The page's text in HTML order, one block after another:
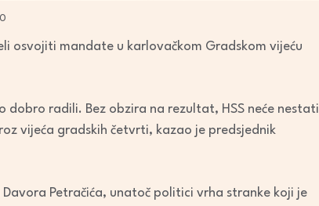
0
osvojiti mandate u karlovačkom Gradskom vijeću
dobro radili. Bez obzira na rezultat, HSS neće nestati
vijeća gradskih četvrti, kazao je predsjednik
Petračića, unatoč politici vrha stranke koji je